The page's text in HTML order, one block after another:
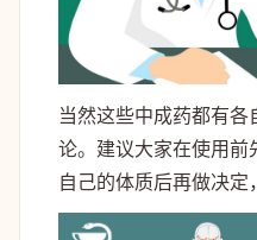
当然这些中成药都有
论。建议大家在使用
自己的体质后再做决定